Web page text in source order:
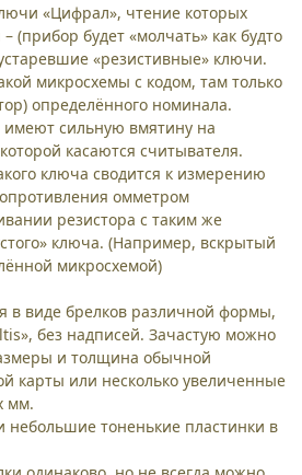
«Цифрал», чтение которых
(прибор будет «молчать» как будто
«резистивные» ключи.
микросхемы с кодом, там только
определённого номинала.
сильную вмятину на
касаются считывателя.
ключа сводится к измерению
омметром
резистора с таким же
ключа. (Например, вскрытый
микросхемой)
в виде брелков различной формы,
без надписей. Зачастую можно
и толщина обычной
карты или несколько увеличенные
мм.
небольшие тоненькие пластинки в